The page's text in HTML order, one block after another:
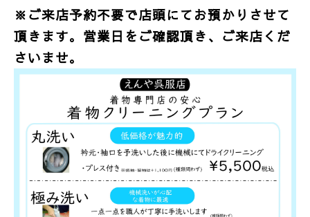
※ご来店予約不要で店頭にてお預かりさせて
頂きます。営業日をご確認頂き、ご来店くだ
さいませ。